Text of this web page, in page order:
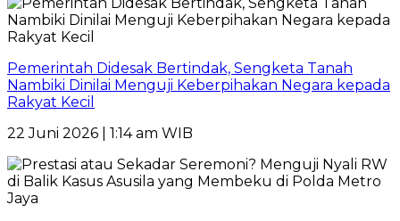
Pemerintah Didesak Bertindak, Sengketa Tanah
Nambiki Dinilai Menguji Keberpihakan Negara kepada
Rakyat Kecil
22 Juni 2026 | 1:14 am WIB